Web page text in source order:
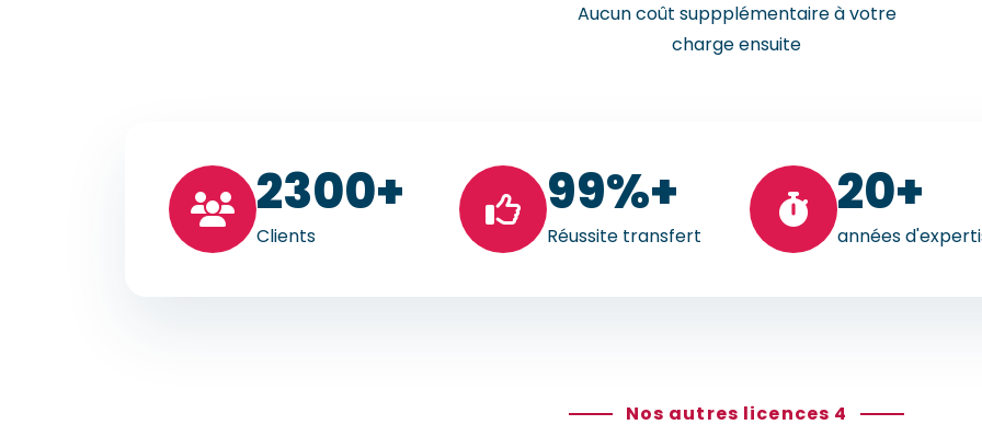
Aucun coût suppplémentaire à votre
charge ensuite
2300+
Clients
99%+
Réussite transfert
20+
années
Nos autres licences 4